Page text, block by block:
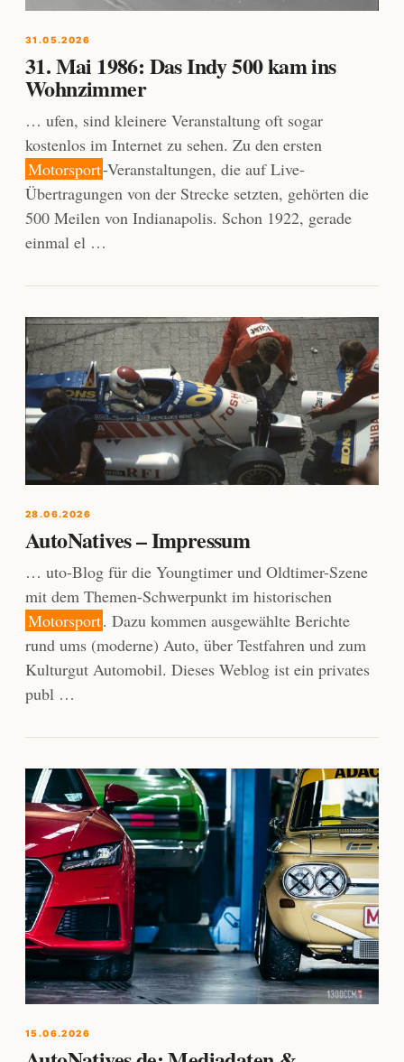
31.05.2026
31. Mai 1986: Das Indy 500 kam ins
Wohnzimmer
… ufen, sind kleinere Veranstaltung oft sogar
kostenlos im Internet zu sehen. Zu den ersten
Motorsport-Veranstaltungen, die auf Live-
Übertragungen von der Strecke setzten, gehörten die
500 Meilen von Indianapolis. Schon 1922, gerade
einmal el …
28.06.2026
AutoNatives – Impressum
… uto-Blog für die Youngtimer und Oldtimer-Szene
mit dem Themen-Schwerpunkt im historischen
Motorsport. Dazu kommen ausgewählte Berichte
rund ums (moderne) Auto, über Testfahren und zum
Kulturgut Automobil. Dieses Weblog ist ein privates
publ …
15.06.2026